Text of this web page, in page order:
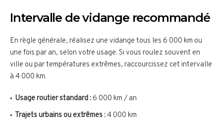
Intervalle de vidange recommandé
En règle générale, réalisez une vidange tous les 6 000 km ou
une fois par an, selon votre usage. Si vous roulez souvent en
ville ou par températures extrêmes, raccourcissez cet intervalle
à 4 000 km.
Usage routier standard : 6 000 km / an
Trajets urbains ou extrêmes :4 000 km